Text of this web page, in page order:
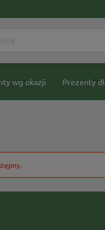
wg okazji Prezenty